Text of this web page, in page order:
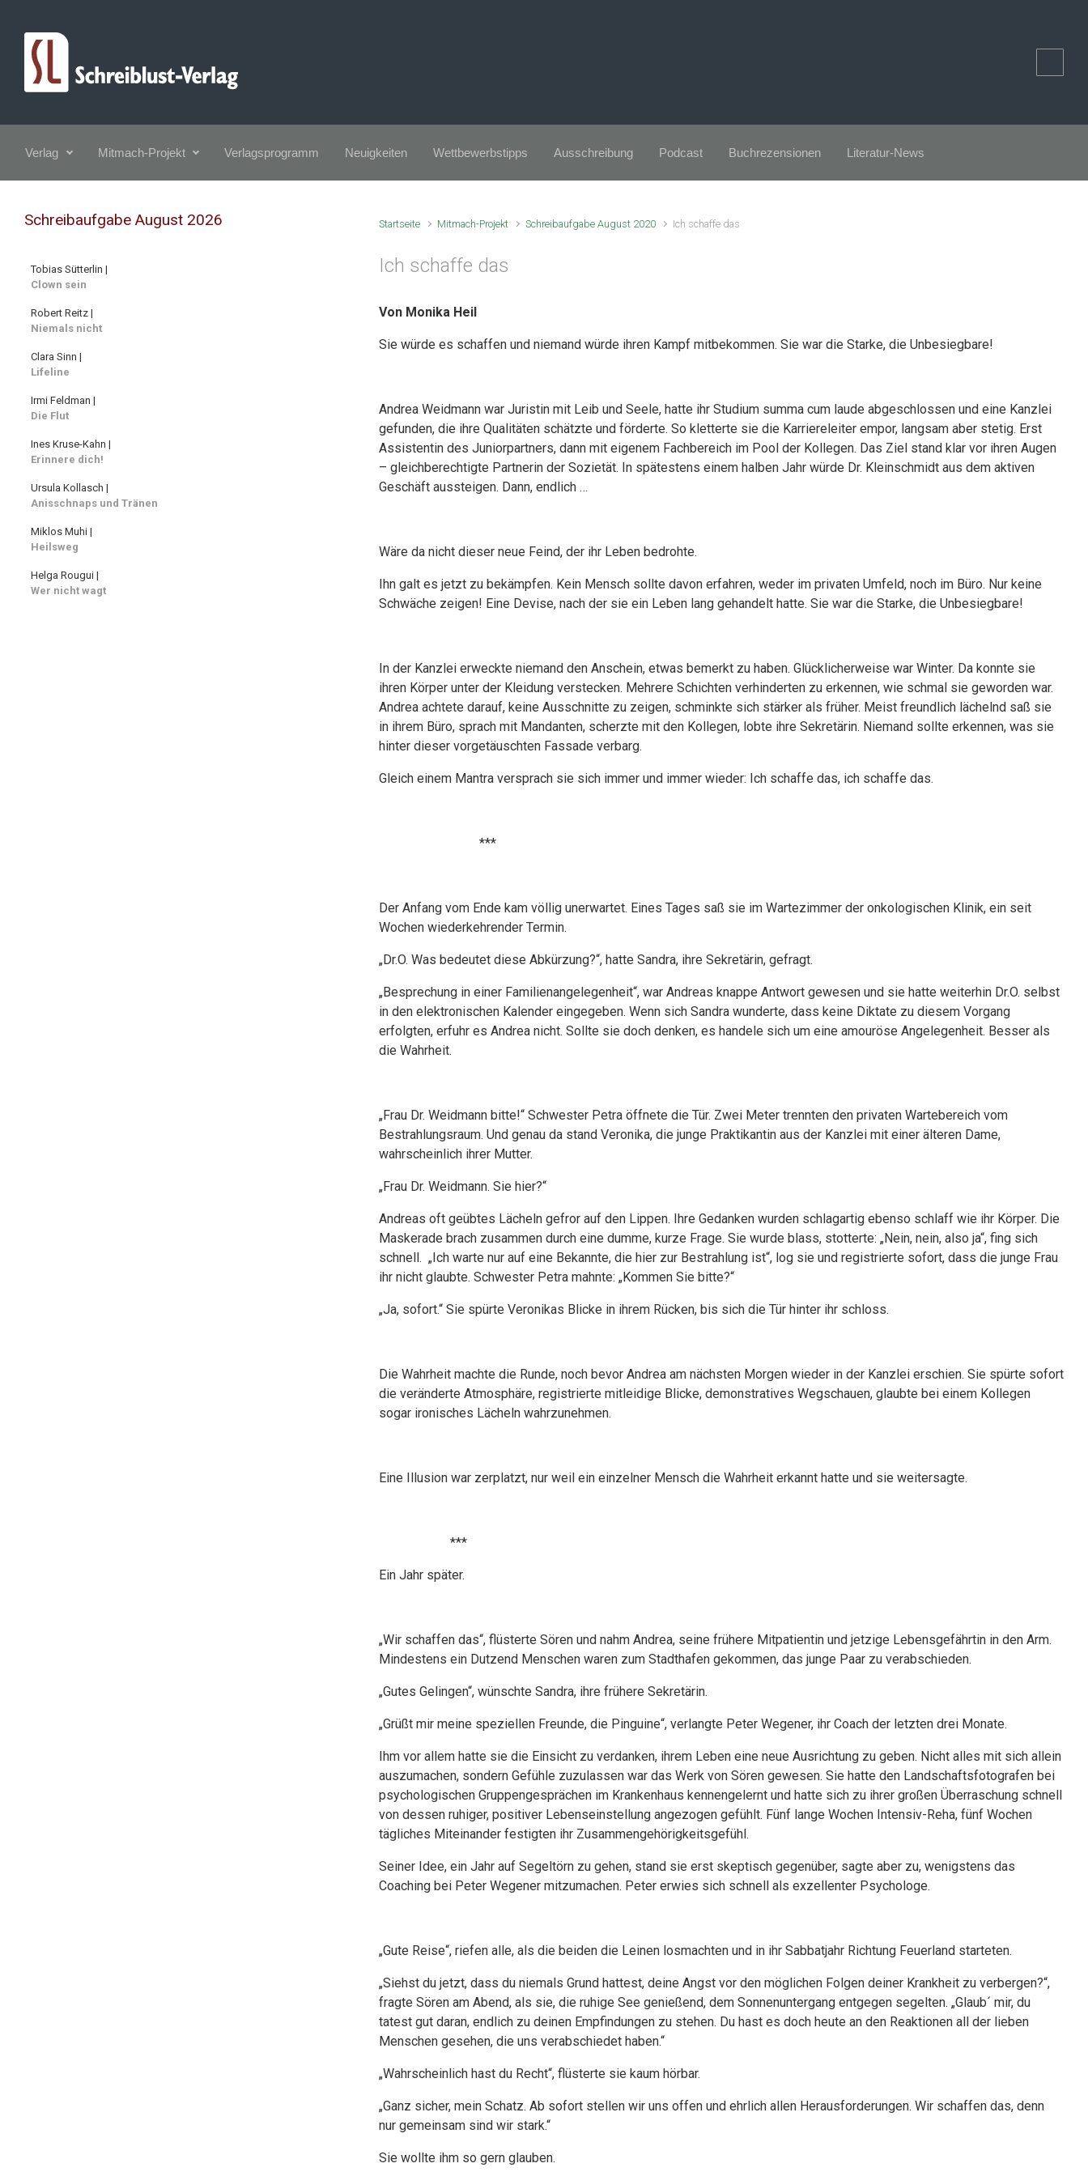
Verlag Mitmach-Projekt Verlagsprogramm Neuigkeiten Wettbewerbstipps Ausschreibung Podcast Buchrezensionen Literatur-News
Startseite Mitmach-Projekt Schreibaufgabe August 2020 Ich schaffe das
Ich schaffe das
Von Monika Heil
Sie würde es schaffen und niemand würde ihren Kampf mitbekommen. Sie war die Starke, die Unbesiegbare!
Andrea Weidmann war Juristin mit Leib und Seele, hatte ihr Studium summa cum laude abgeschlossen und eine Kanzlei
gefunden, die ihre Qualitäten schätzte und förderte. So kletterte sie die Karriereleiter empor, langsam aber stetig. Erst
Assistentin des Juniorpartners, dann mit eigenem Fachbereich im Pool der Kollegen. Das Ziel stand klar vor ihren Augen
– gleichberechtigte Partnerin der Sozietät. In spätestens einem halben Jahr würde Dr. Kleinschmidt aus dem aktiven
Geschäft aussteigen. Dann, endlich …
Wäre da nicht dieser neue Feind, der ihr Leben bedrohte.
Ihn galt es jetzt zu bekämpfen. Kein Mensch sollte davon erfahren, weder im privaten Umfeld, noch im Büro. Nur keine
Schwäche zeigen! Eine Devise, nach der sie ein Leben lang gehandelt hatte. Sie war die Starke, die Unbesiegbare!
In der Kanzlei erweckte niemand den Anschein, etwas bemerkt zu haben. Glücklicherweise war Winter. Da konnte sie
ihren Körper unter der Kleidung verstecken. Mehrere Schichten verhinderten zu erkennen, wie schmal sie geworden war.
Andrea achtete darauf, keine Ausschnitte zu zeigen, schminkte sich stärker als früher. Meist freundlich lächelnd saß sie
in ihrem Büro, sprach mit Mandanten, scherzte mit den Kollegen, lobte ihre Sekretärin. Niemand sollte erkennen, was sie
hinter dieser vorgetäuschten Fassade verbarg.
Gleich einem Mantra versprach sie sich immer und immer wieder: Ich schaffe das, ich schaffe das.
***
Der Anfang vom Ende kam völlig unerwartet. Eines Tages saß sie im Wartezimmer der onkologischen Klinik, ein seit
Wochen wiederkehrender Termin.
„Dr.O. Was bedeutet diese Abkürzung?“, hatte Sandra, ihre Sekretärin, gefragt.
„Besprechung in einer Familienangelegenheit“, war Andreas knappe Antwort gewesen und sie hatte weiterhin Dr.O. selbst
in den elektronischen Kalender eingegeben. Wenn sich Sandra wunderte, dass keine Diktate zu diesem Vorgang
erfolgten, erfuhr es Andrea nicht. Sollte sie doch denken, es handele sich um eine amouröse Angelegenheit. Besser als
die Wahrheit.
„Frau Dr. Weidmann bitte!“ Schwester Petra öffnete die Tür. Zwei Meter trennten den privaten Wartebereich vom
Bestrahlungsraum. Und genau da stand Veronika, die junge Praktikantin aus der Kanzlei mit einer älteren Dame,
wahrscheinlich ihrer Mutter.
„Frau Dr. Weidmann. Sie hier?“
Andreas oft geübtes Lächeln gefror auf den Lippen. Ihre Gedanken wurden schlagartig ebenso schlaff wie ihr Körper. Die
Maskerade brach zusammen durch eine dumme, kurze Frage. Sie wurde blass, stotterte: „Nein, nein, also ja“, fing sich
schnell. „Ich warte nur auf eine Bekannte, die hier zur Bestrahlung ist“, log sie und registrierte sofort, dass die junge Frau
ihr nicht glaubte. Schwester Petra mahnte: „Kommen Sie bitte?“
„Ja, sofort.“ Sie spürte Veronikas Blicke in ihrem Rücken, bis sich die Tür hinter ihr schloss.
Die Wahrheit machte die Runde, noch bevor Andrea am nächsten Morgen wieder in der Kanzlei erschien. Sie spürte sofort
die veränderte Atmosphäre, registrierte mitleidige Blicke, demonstratives Wegschauen, glaubte bei einem Kollegen
sogar ironisches Lächeln wahrzunehmen.
Eine Illusion war zerplatzt, nur weil ein einzelner Mensch die Wahrheit erkannt hatte und sie weitersagte.
***
Ein Jahr später.
„Wir schaffen das“, flüsterte Sören und nahm Andrea, seine frühere Mitpatientin und jetzige Lebensgefährtin in den Arm.
Mindestens ein Dutzend Menschen waren zum Stadthafen gekommen, das junge Paar zu verabschieden.
„Gutes Gelingen“, wünschte Sandra, ihre frühere Sekretärin.
„Grüßt mir meine speziellen Freunde, die Pinguine“, verlangte Peter Wegener, ihr Coach der letzten drei Monate.
Ihm vor allem hatte sie die Einsicht zu verdanken, ihrem Leben eine neue Ausrichtung zu geben. Nicht alles mit sich allein
auszumachen, sondern Gefühle zuzulassen war das Werk von Sören gewesen. Sie hatte den Landschaftsfotografen bei
psychologischen Gruppengesprächen im Krankenhaus kennengelernt und hatte sich zu ihrer großen Überraschung schnell
von dessen ruhiger, positiver Lebenseinstellung angezogen gefühlt. Fünf lange Wochen Intensiv-Reha, fünf Wochen
tägliches Miteinander festigten ihr Zusammengehörigkeitsgefühl.
Seiner Idee, ein Jahr auf Segeltörn zu gehen, stand sie erst skeptisch gegenüber, sagte aber zu, wenigstens das
Coaching bei Peter Wegener mitzumachen. Peter erwies sich schnell als exzellenter Psychologe.
„Gute Reise“, riefen alle, als die beiden die Leinen losmachten und in ihr Sabbatjahr Richtung Feuerland starteten.
„Siehst du jetzt, dass du niemals Grund hattest, deine Angst vor den möglichen Folgen deiner Krankheit zu verbergen?“,
fragte Sören am Abend, als sie, die ruhige See genießend, dem Sonnenuntergang entgegen segelten. „Glaub´ mir, du
tatest gut daran, endlich zu deinen Empfindungen zu stehen. Du hast es doch heute an den Reaktionen all der lieben
Menschen gesehen, die uns verabschiedet haben.“
„Wahrscheinlich hast du Recht“, flüsterte sie kaum hörbar.
„Ganz sicher, mein Schatz. Ab sofort stellen wir uns offen und ehrlich allen Herausforderungen. Wir schaffen das, denn
nur gemeinsam sind wir stark.“
Sie wollte ihm so gern glauben.
Schreibaufgabe August 2026
Tobias Sütterlin |
Clown sein
Robert Reitz |
Niemals nicht
Clara Sinn |
Lifeline
Irmi Feldman |
Die Flut
Ines Kruse-Kahn |
Erinnere dich!
Ursula Kollasch |
Anisschnaps und Tränen
Miklos Muhi |
Heilsweg
Helga Rougui |
Wer nicht wagt